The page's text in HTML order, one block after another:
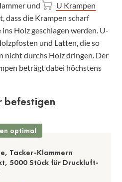
und
U Krampen
dass die Krampen scharf
Holz geschlagen werden. U-
und Latten, die so
nicht durchs Holz dringen. Der
beträgt dabei höchstens
befestigen
optimal
Tacker-Klammern
5000 Stück für Druckluft-